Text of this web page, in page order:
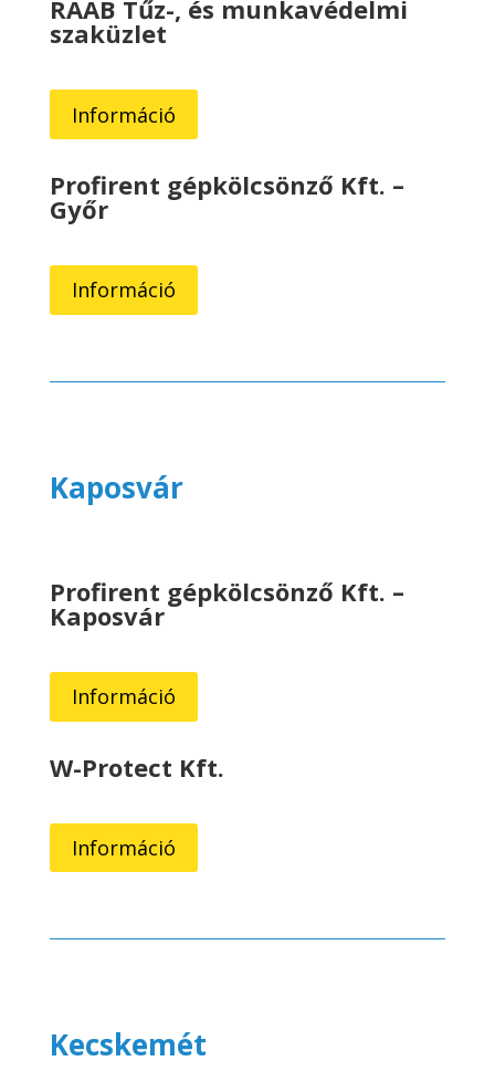
RAAB Tűz-, és munkavédelmi
szaküzlet
Információ
Profirent gépkölcsönző Kft. –
Győr
Információ
Kaposvár
Profirent gépkölcsönző Kft. –
Kaposvár
Információ
W-Protect Kft.
Információ
Kecskemét